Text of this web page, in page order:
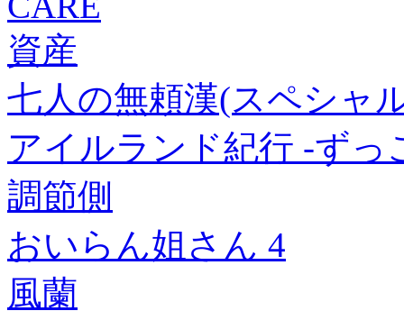
資産
七人の無頼漢(スペシャ
アイルランド紀行 -ずっ
調節側
おいらん姐さん 4
風蘭